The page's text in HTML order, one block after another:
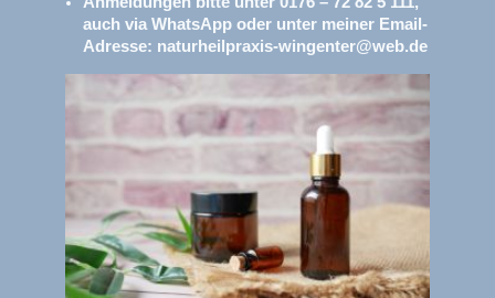
auch via WhatsApp oder unter meiner Email-
Adresse: naturheilpraxis-wingenter@web.de